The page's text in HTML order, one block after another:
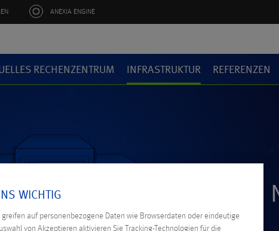
ANEXIA ENGINE
RECHENZENTRUM INFRASTRUKTUR REFERENZEN
RECHENZENTRUM IN
WICHTIG
auf personenbezogene Daten wie Browserdaten oder eindeutige
von Akzeptieren aktivieren Sie Tracking-Technologien für die